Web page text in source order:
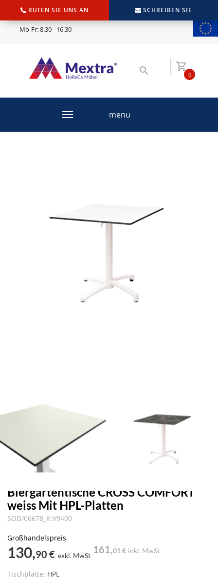
RUFEN SIE UNS AN SCHREIBEN SIE
Mo-Fr: 8.30 - 16.30
0
menu
Biergartentische CROSS COMFORT
weiss Mit HPL-Platten
SOD/06678_K:V9400
Großhandelspreis
130,90 € exkl. MwSt
161,01 € inkl. MwSt
Tischplatte: HPL